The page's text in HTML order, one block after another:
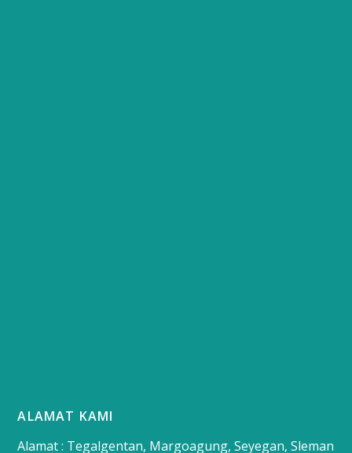
ALAMAT KAMI
Alamat : Tegalgentan, Margoagung, Seyegan, Sleman